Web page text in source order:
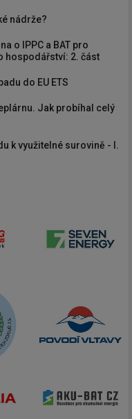
nádrže?
o IPPC a BAT pro
hospodářství: 2. část
do EU ETS
Jak probíhal celý
k využitelné surovině - I.